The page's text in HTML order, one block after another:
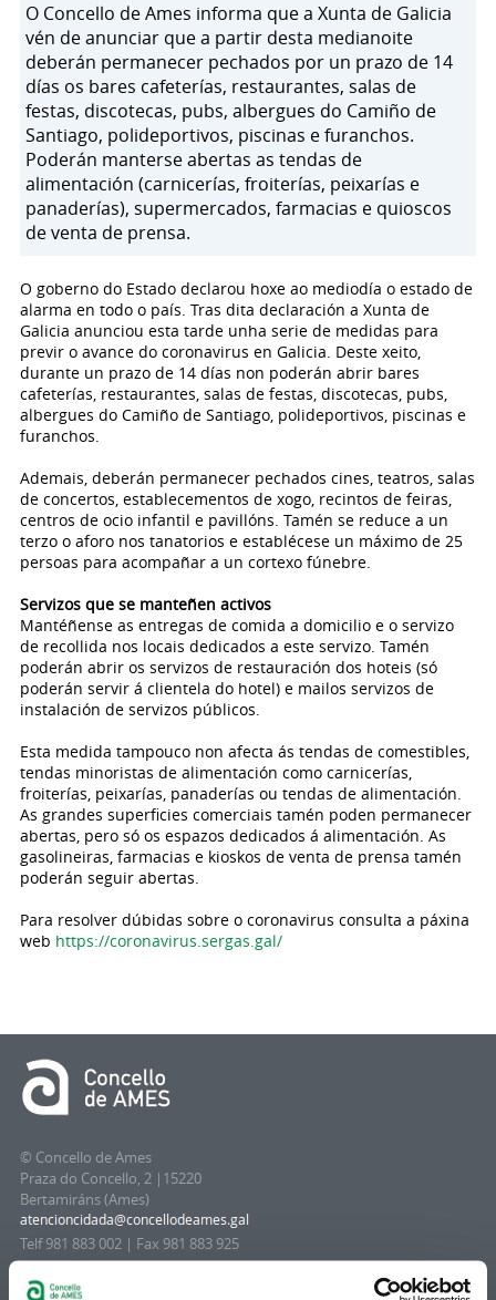
O Concello de Ames informa que a Xunta de Galicia
vén de anunciar que a partir desta medianoite
deberán permanecer pechados por un prazo de 14
días os bares cafeterías, restaurantes, salas de
festas, discotecas, pubs, albergues do Camiño de
Santiago, polideportivos, piscinas e furanchos.
Poderán manterse abertas as tendas de
alimentación (carnicerías, froiterías, peixarías e
panaderías), supermercados, farmacias e quioscos
de venta de prensa.
O goberno do Estado declarou hoxe ao mediodía o estado de
alarma en todo o país. Tras dita declaración a Xunta de
Galicia anunciou esta tarde unha serie de medidas para
previr o avance do coronavirus en Galicia. Deste xeito,
durante un prazo de 14 días non poderán abrir bares
cafeterías, restaurantes, salas de festas, discotecas, pubs,
albergues do Camiño de Santiago, polideportivos, piscinas e
furanchos.
Ademais, deberán permanecer pechados cines, teatros, salas
de concertos, establecementos de xogo, recintos de feiras,
centros de ocio infantil e pavillóns. Tamén se reduce a un
terzo o aforo nos tanatorios e establécese un máximo de 25
persoas para acompañar a un cortexo fúnebre.
Servizos que se manteñen activos
Mantéñense as entregas de comida a domicilio e o servizo
de recollida nos locais dedicados a este servizo. Tamén
poderán abrir os servizos de restauración dos hoteis (só
poderán servir á clientela do hotel) e mailos servizos de
instalación de servizos públicos.
Esta medida tampouco non afecta ás tendas de comestibles,
tendas minoristas de alimentación como carnicerías,
froiterías, peixarías, panaderías ou tendas de alimentación.
As grandes superficies comerciais tamén poden permanecer
abertas, pero só os espazos dedicados á alimentación. As
gasolineiras, farmacias e kioskos de venta de prensa tamén
poderán seguir abertas.
Para resolver dúbidas sobre o coronavirus consulta a páxina
web https://coronavirus.sergas.gal/
© Concello de Ames
Praza do Concello, 2 |15220
Bertamiráns (Ames)
Telf 981 883 002 | Fax 981 883 925
Subscrición boletíns